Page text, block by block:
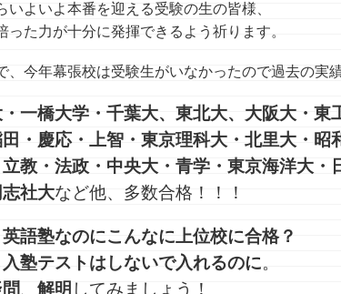
いよいよ本番を迎える受験の生の皆様、
った力が十分に発揮できるよう祈ります。
、今年幕張校は受験生がいなかったので過去の実
・一橋大学・千葉大、東北大、大阪大・東
田・慶応・上智・東京理科大・北里大・昭
教・法政・中央大・青学・東京海洋大・
社大など他、多数合格！！！
語塾なのにこんなに上位校に合格？
入塾テストはしないで入れるのに。
、 解明 してみましょう！